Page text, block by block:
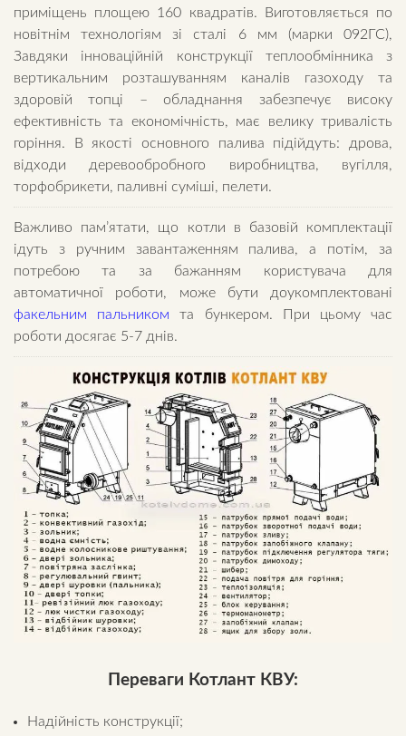
приміщень площею 160 квадратів. Виготовляється по
новітнім технологіям зі сталі 6 мм (марки 092ГС),
Завдяки інноваційній конструкції теплообмінника з
вертикальним розташуванням каналів газоходу та
здоровій топці – обладнання забезпечує високу
ефективність та економічність, має велику тривалість
горіння. В якості основного палива підійдуть: дрова,
відходи деревообробного виробництва, вугілля,
торфобрикети, паливні суміші, пелети.
Важливо пам’ятати, що котли в базовій комплектації
ідуть з ручним завантаженням палива, а потім, за
потребою та за бажанням користувача для
автоматичної роботи, може бути доукомплектовані
факельним пальником та бункером. При цьому час
роботи досягає 5-7 днів.
Переваги Котлант КВУ:
Надійність конструкції;